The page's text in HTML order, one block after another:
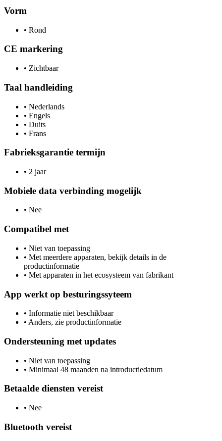
Vorm
• Rond
CE markering
• Zichtbaar
Taal handleiding
• Nederlands
• Engels
• Duits
• Frans
Fabrieksgarantie termijn
• 2 jaar
Mobiele data verbinding mogelijk
• Nee
Compatibel met
• Niet van toepassing
• Met meerdere apparaten, bekijk details in de
productinformatie
• Met apparaten in het ecosysteem van fabrikant
App werkt op besturingssyteem
• Informatie niet beschikbaar
• Anders, zie productinformatie
Ondersteuning met updates
• Niet van toepassing
• Minimaal 48 maanden na introductiedatum
Betaalde diensten vereist
• Nee
Bluetooth vereist